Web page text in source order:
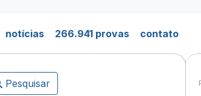
notícias 266.941 provas contato
Pesquisar